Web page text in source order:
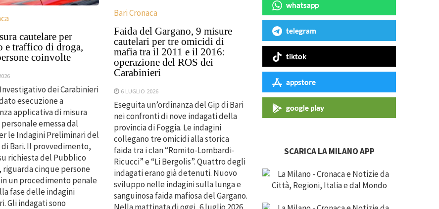
cautelare per
e traffico di droga,
coinvolte
dei Carabinieri
esecuzione a
applicativa di misura
emessa dal
le Indagini Preliminari del
Bari. Il provvedimento,
richiesta del Pubblico
riguarda cinque persone
un procedimento penale
fase delle indagini
Gli indagati sono
Bari Cronaca
Faida del Gargano, 9 misure
cautelari per tre omicidi di
mafia tra il 2011 e il 2016:
operazione del ROS dei
Carabinieri
6 LUGLIO 2026
Eseguita un’ordinanza del Gip di Bari
nei confronti di nove indagati della
provincia di Foggia. Le indagini
collegano tre omicidi alla storica
faida tra i clan “Romito-Lombardi-
Ricucci” e “Li Bergolis”. Quattro degli
indagati erano già detenuti. Nuovo
sviluppo nelle indagini sulla lunga e
sanguinosa faida mafiosa del Gargano.
whatsapp
telegram
tiktok
appstore
google play
SCARICA LA MILANO APP